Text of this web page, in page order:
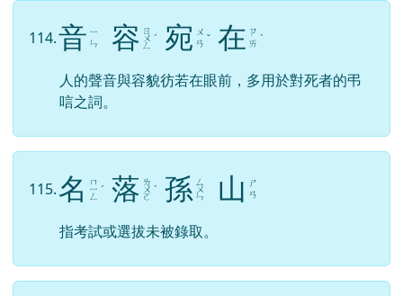
114.音 ㄧ
ㄣ
容 ㄖ
ㄨ
ㄥ
ˊ 宛 ㄨ
ㄢ ˇ 在 ㄗ
ㄞ ˋ
人的聲音與容貌彷若在眼前，多用於對死者的弔
唁之詞。
115.名 ㄇ
ㄧ
ㄥ
ˊ 落 ㄌ
ㄨ
ㄛ
ˋ 孫 ㄙ
ㄨ
ㄣ 山
ㄕ
ㄢ
指考試或選拔未被錄取。